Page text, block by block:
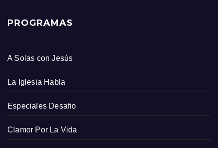
PROGRAMAS
A Solas con Jesús
La Iglesia Habla
Especiales Desafio
Clamor Por La Vida